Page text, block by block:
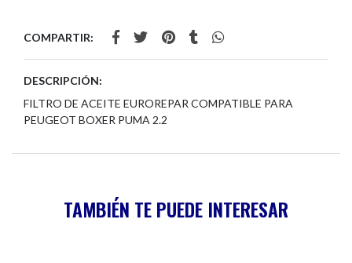
COMPARTIR:
DESCRIPCIÓN:
FILTRO DE ACEITE EUROREPAR COMPATIBLE PARA
PEUGEOT BOXER PUMA 2.2
TAMBIÉN TE PUEDE INTERESAR